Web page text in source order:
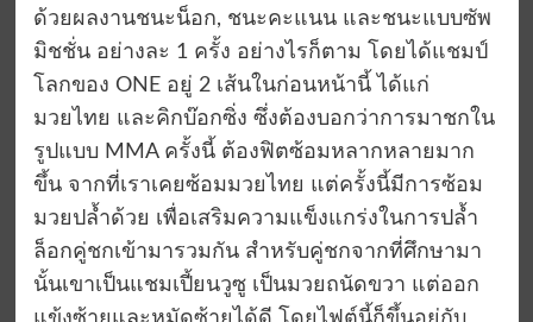
ด้วยผลงานชนะน็อก, ชนะคะแนน และชนะแบบซัพ
มิชชั่น อย่างละ 1 ครั้ง อย่างไรก็ตาม โดยได้แชมป์
โลกของ ONE อยู่ 2 เส้นในก่อนหน้านี้ ได้แก่
มวยไทย และคิกบ๊อกซิ่ง ซึ่งต้องบอกว่าการมาชกใน
รูปแบบ MMA ครั้งนี้ ต้องฟิตซ้อมหลากหลายมาก
ขึ้น จากที่เราเคยซ้อมมวยไทย แต่ครั้งนี้มีการซ้อม
มวยปล้ำด้วย เพื่อเสริมความแข็งแกร่งในการปล้ำ
ล็อกคู่ชกเข้ามารวมกัน สำหรับคู่ชกจากที่ศึกษามา
นั้นเขาเป็นแชมเปี้ยนวูซู เป็นมวยถนัดขวา แต่ออก